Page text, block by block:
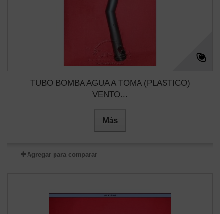
TUBO BOMBA AGUA A TOMA (PLASTICO)
VENTO...
Más
Agregar para comparar